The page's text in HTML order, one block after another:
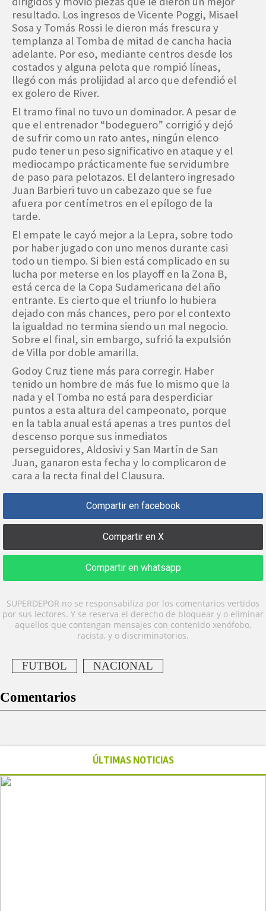
resultado. Los ingresos de Vicente Poggi, Misael
Sosa y Tomás Rossi le dieron más frescura y
templanza al Tomba de mitad de cancha hacia
adelante. Por eso, mediante centros desde los
costados y alguna pelota que rompió líneas,
llegó con más prolijidad al arco que defendió el
ex golero de River.
El tramo final no tuvo un dominador. A pesar de
que el entrenador “bodeguero” corrigió y dejó
de sufrir como un rato antes, ningún elenco
pudo tener un peso significativo en ataque y el
mediocampo prácticamente fue servidumbre
de paso para pelotazos. El delantero ingresado
Juan Barbieri tuvo un cabezazo que se fue
afuera por centímetros en el epílogo de la
tarde.
El empate le cayó mejor a la Lepra, sobre todo
por haber jugado con uno menos durante casi
todo un tiempo. Si bien está complicado en su
lucha por meterse en los playoff en la Zona B,
está cerca de la Copa Sudamericana del año
entrante. Es cierto que el triunfo lo hubiera
dejado con más chances, pero por el contexto
la igualdad no termina siendo un mal negocio.
Sobre el final, sin embargo, sufrió la expulsión
de Villa por doble amarilla.
Godoy Cruz tiene más para corregir. Haber
tenido un hombre de más fue lo mismo que la
nada y el Tomba no está para desperdiciar
puntos a esta altura del campeonato, porque
en la tabla anual está apenas a tres puntos del
descenso porque sus inmediatos
perseguidores, Aldosivi y San Martín de San
Juan, ganaron esta fecha y lo complicaron de
cara a la recta final del Clausura.
Compartir en facebook
Compartir en X
Compartir en whatsapp
SUPERDEPOR no se responsabiliza por los comentarios vertidos
por sus lectores. Y se reserva el derecho de bloquear y o eliminar
aquellos que contengan mensajes con contenido xenófobo,
racista, y o discriminatorios.
FUTBOL NACIONAL
Comentarios
ÚLTIMAS NOTICIAS